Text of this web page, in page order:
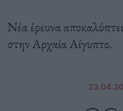
Νέα έρευνα
στην Αρχαία Αίγυπτο.